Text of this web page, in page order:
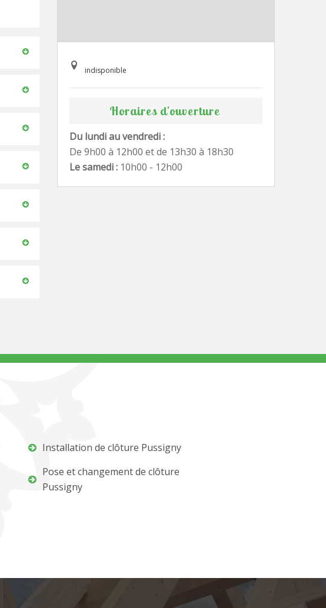
indisponible
Horaires d'ouverture
Du lundi au vendredi :
De 9h00 à 12h00 et de 13h30 à 18h30
Le samedi : 10h00 - 12h00
Installation de clôture Pussigny
Pose et changement de clôture
Pussigny